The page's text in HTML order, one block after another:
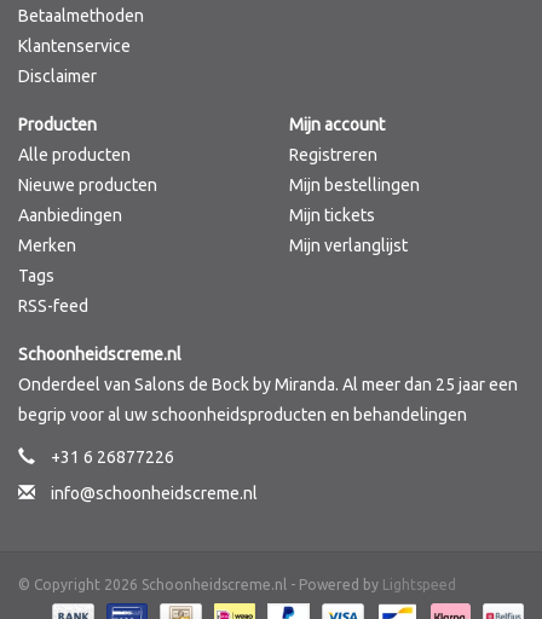
Betaalmethoden
Klantenservice
Disclaimer
Producten
Alle producten
Nieuwe producten
Aanbiedingen
Merken
Tags
RSS-feed
Mijn account
Registreren
Mijn bestellingen
Mijn tickets
Mijn verlanglijst
Schoonheidscreme.nl
Onderdeel van Salons de Bock by Miranda. Al meer dan 25 jaar een
begrip voor al uw schoonheidsproducten en behandelingen
+31 6 26877226
info@schoonheidscreme.nl
© Copyright 2026 Schoonheidscreme.nl - Powered by Lightspeed